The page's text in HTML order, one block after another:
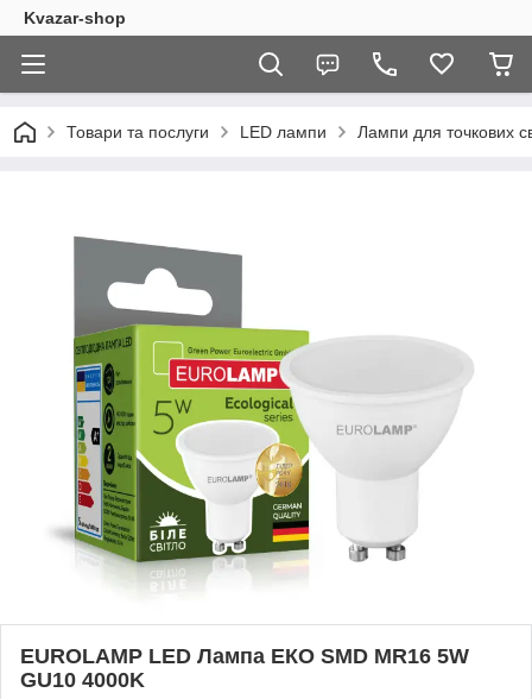
Kvazar-shop
Товари та послуги LED лампи Лампи для точкових
EUROLAMP LED Лампа ЕКО SMD MR16 5W
GU10 4000K